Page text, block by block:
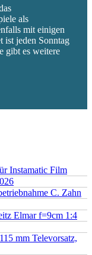
als
mit einigen
ist jeden Sonntag
gibt es weitere
Instamatic Film
C. Zahn
Elmar f=9cm 1:4
mm Televorsatz,